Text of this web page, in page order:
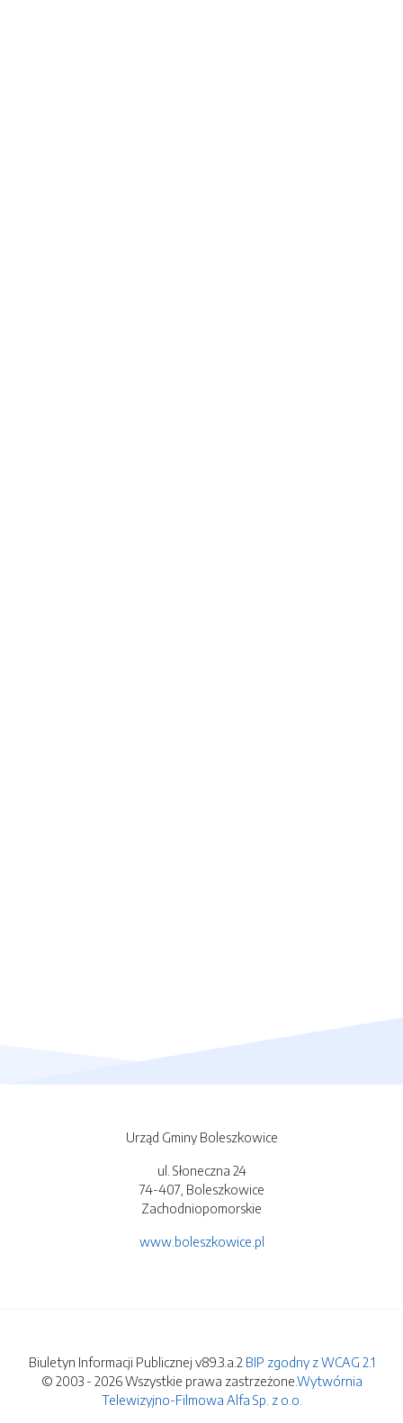
Urząd Gminy Boleszkowice
ul. Słoneczna 24
74-407, Boleszkowice
Zachodniopomorskie
www.boleszkowice.pl
Biuletyn Informacji Publicznej v89.3.a.2 BIP zgodny z WCAG 2.1
© 2003 - 2026 Wszystkie prawa zastrzeżone.Wytwórnia
Telewizyjno-Filmowa Alfa Sp. z o.o.